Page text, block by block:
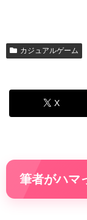
カジュアルゲーム
X
筆者がハマ